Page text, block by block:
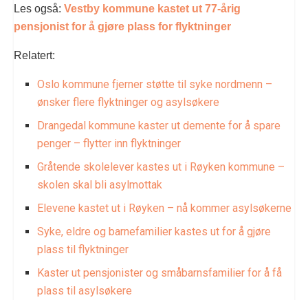
Les også: Vestby kommune kastet ut 77-årig
pensjonist for å gjøre plass for flyktninger
Relatert:
Oslo kommune fjerner støtte til syke nordmenn –
ønsker flere flyktninger og asylsøkere
Drangedal kommune kaster ut demente for å spare
penger – flytter inn flyktninger
Gråtende skolelever kastes ut i Røyken kommune –
skolen skal bli asylmottak
Elevene kastet ut i Røyken – nå kommer asylsøkerne
Syke, eldre og barnefamilier kastes ut for å gjøre
plass til flyktninger
Kaster ut pensjonister og småbarnsfamilier for å få
plass til asylsøkere